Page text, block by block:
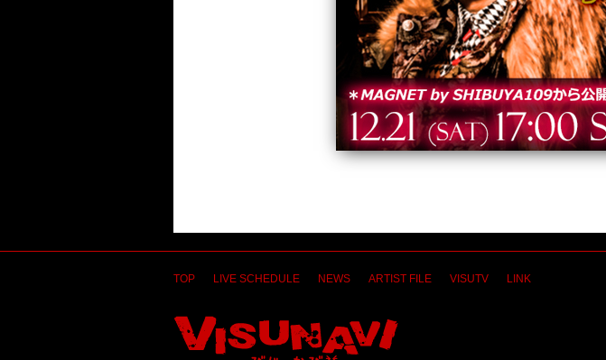
TOP LIVE SCHEDULE NEWS ARTIST FILE VISUTV LINK